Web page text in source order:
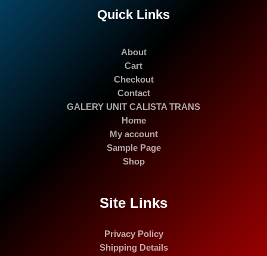
Quick Links
About
Cart
Checkout
Contact
GALERY UNIT CALISTA TRANS
Home
My account
Sample Page
Shop
Site Links
Privacy Policy
Shipping Details